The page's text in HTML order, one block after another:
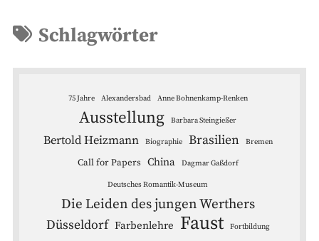
Schlagwörter
75 Jahre Alexandersbad Anne Bohnenkamp-Renken
Ausstellung Barbara Steingießer
Bertold Heizmann Biographie Brasilien Bremen
Call for Papers China Dagmar Gaßdorf
Deutsches Romantik-Museum
Die Leiden des jungen Werthers
Düsseldorf Farbenlehre Faust Fortbildung